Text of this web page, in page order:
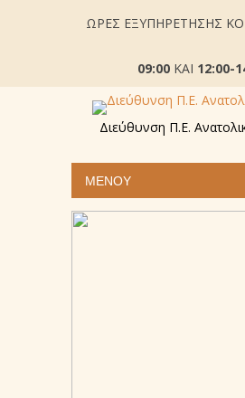
ΩΡΕΣ ΕΞΥΠΗΡΕΤΗΣΗΣ
09:00 ΚΑΙ 12:00-
Διεύθυνση Π.Ε.
ΜΕΝΟΎ